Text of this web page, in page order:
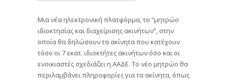
Μια νέα ηλεκτρονική πλατφόρμα, το “μητρώο
ιδιοκτησίας και διαχείρισης ακινήτων”, στην
οποία θα δηλώσουν τα ακίνητα που κατέχουν
τόσο οι 7 εκατ. ιδιοκτήτες ακινήτων όσο και οι
ενοικιαστές σχεδιάζει η ΑΑΔΕ. Το νέο μητρώο θα
περιλαμβάνει πληροφορίες για τα ακίνητα, όπως